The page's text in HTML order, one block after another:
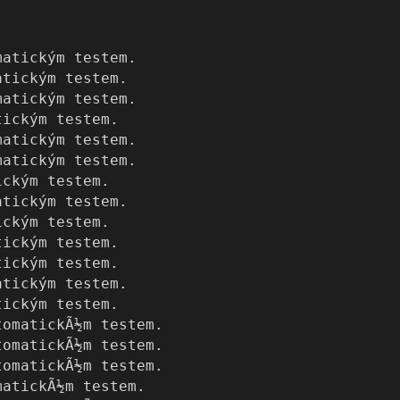
testem.
testem.
testem.
testem.
testem.
testem.
testem.
testem.
testem.
testem.
testem.
testem.
testem.
testem.
testem.
testem.
testem.